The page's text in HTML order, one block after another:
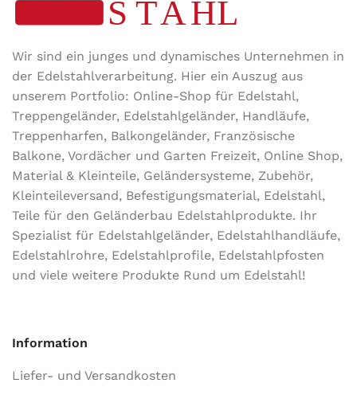
Wir sind ein junges und dynamisches Unternehmen in
der Edel­stahl­ver­arbeitung. Hier ein Auszug aus
unserem Portfolio: Online-Shop für Edelstahl,
Treppengeländer, Edelstahlgeländer, Handläufe,
Treppenharfen, Balkongeländer, Französische
Balkone, Vordächer und Garten Freizeit, Online Shop,
Material & Kleinteile, Geländersysteme, Zubehör,
Kleinteileversand, Befestigungsmaterial, Edelstahl,
Teile für den Geländerbau Edelstahlprodukte. Ihr
Spezialist für Edelstahlgeländer, Edelstahlhandläufe,
Edelstahlrohre, Edelstahlprofile, Edelstahlpfosten
und viele weitere Produkte Rund um Edelstahl!
Information
Liefer- und Versandkosten